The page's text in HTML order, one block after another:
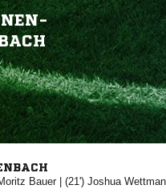
| (21') 